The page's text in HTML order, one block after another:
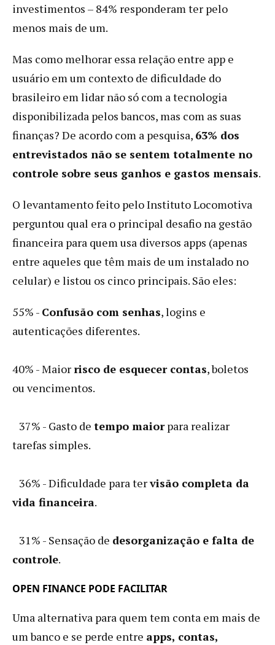
investimentos – 84% responderam ter pelo
menos mais de um.
Mas como melhorar essa relação entre app e
usuário em um contexto de dificuldade do
brasileiro em lidar não só com a tecnologia
disponibilizada pelos bancos, mas com as suas
finanças? De acordo com a pesquisa, 63% dos
entrevistados não se sentem totalmente no
controle sobre seus ganhos e gastos mensais.
O levantamento feito pelo Instituto Locomotiva
perguntou qual era o principal desafio na gestão
financeira para quem usa diversos apps (apenas
entre aqueles que têm mais de um instalado no
celular) e listou os cinco principais. São eles:
55% - Confusão com senhas, logins e
autenticações diferentes.
40% - Maiorrisco de esquecer contas, boletos
ou vencimentos.
37% - Gasto de tempo maiorpara realizar
tarefas simples.
36% - Dificuldade para tervisão completa da
vida financeira.
31% - Sensação de desorganização e falta de
controle.
OPEN FINANCE PODE FACILITAR
Uma alternativa para quem tem conta em mais de
um banco e se perde entre apps, contas,